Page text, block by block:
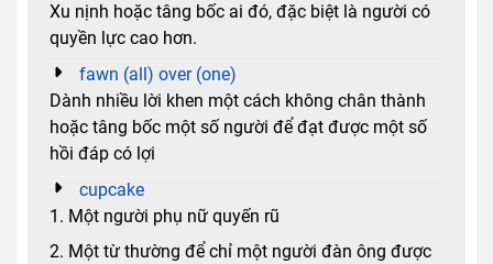
Xu nịnh hoặc tâng bốc ai đó, đặc biệt là người có
quyền lực cao hơn.
fawn (all) over (one)
Dành nhiều lời khen một cách không chân thành
hoặc tâng bốc một số người để đạt được một số
hồi đáp có lợi
cupcake
1. Một người phụ nữ quyến rũ
2. Một từ thường để chỉ một người đàn ông được